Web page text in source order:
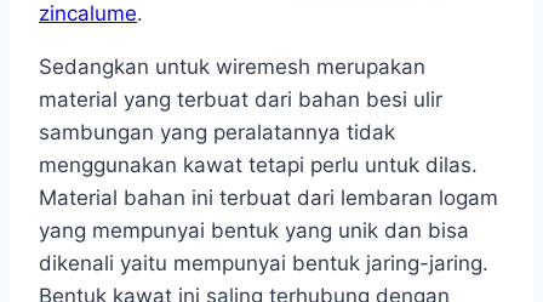
zincalume.
Sedangkan untuk wiremesh merupakan
material yang terbuat dari bahan besi ulir
sambungan yang peralatannya tidak
menggunakan kawat tetapi perlu untuk dilas.
Material bahan ini terbuat dari lembaran logam
yang mempunyai bentuk yang unik dan bisa
dikenali yaitu mempunyai bentuk jaring-jaring.
Bentuk kawat ini saling terhubung dengan